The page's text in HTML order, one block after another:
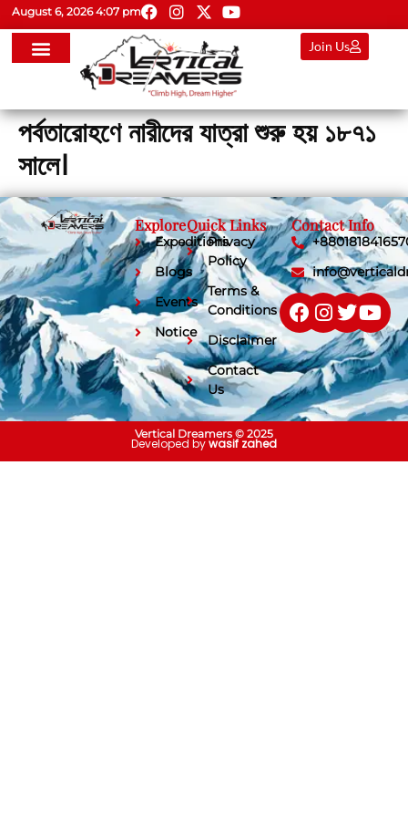
August 6, 2026 4:07 pm
Join Us
পর্বতারোহণে নারীদের যাত্রা শুরু হয় ১৮৭১
সালে।
Explore
Expeditions
Blogs
Events
Notice
Quick Links
Privacy
Policy
Terms &
Conditions
Disclaimer
Contact
Us
Contact Info
Vertical Dreamers © 2025
Developed bywasif zahed